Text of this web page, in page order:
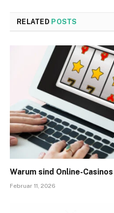
RELATED POSTS
Warum sind Online-
Februar 11, 2026